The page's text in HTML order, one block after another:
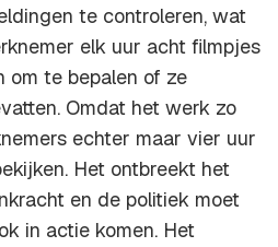
te controleren, wat
elk uur acht filmpjes
om te bepalen of ze
Omdat het werk zo
echter maar vier uur
Het ontbreekt het
en de politiek moet
in actie komen. Het